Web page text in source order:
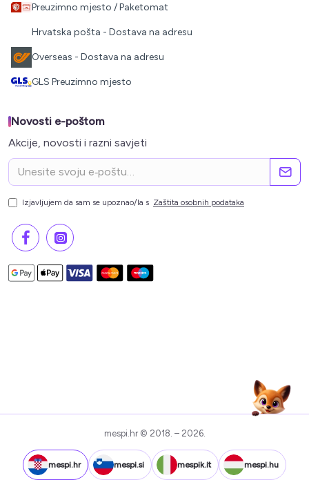
Preuzimno mjesto / Paketomat
Hrvatska pošta - Dostava na adresu
Overseas - Dostava na adresu
GLS Preuzimno mjesto
Novosti e-poštom
Akcije, novosti i razni savjeti
Izjavljujem da sam se upoznao/la s Zaštita osobnih podataka
mespi.hr © 2018. – 2026.
mespi.hr mespi.si mespik.it mespi.hu